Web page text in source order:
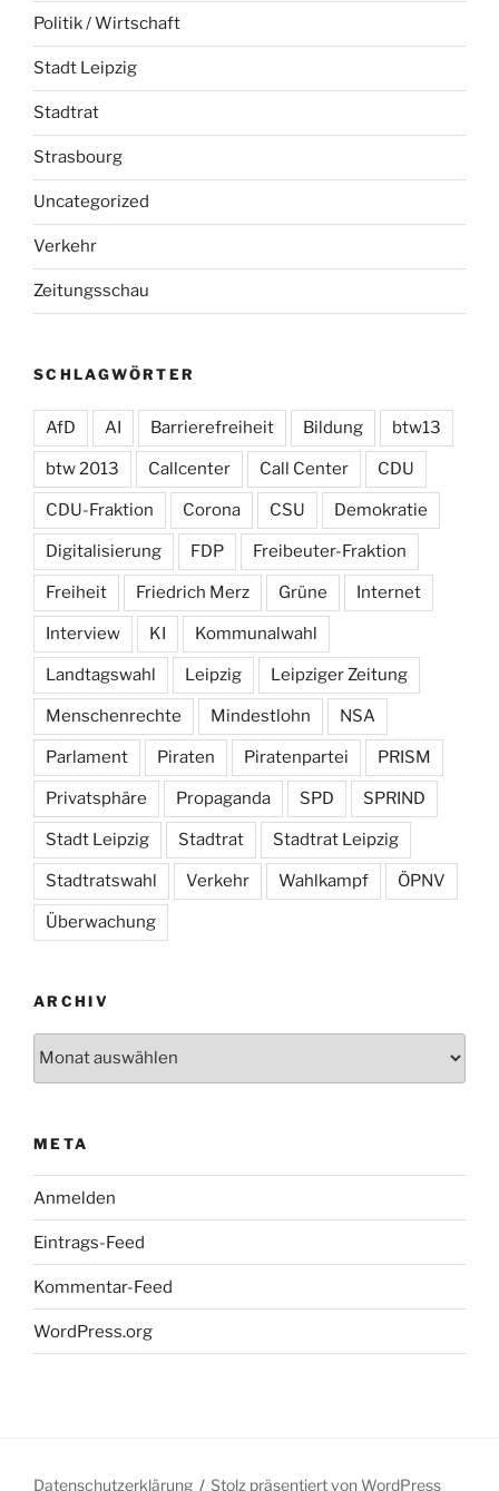
Politik / Wirtschaft
Stadt Leipzig
Stadtrat
Strasbourg
Uncategorized
Verkehr
Zeitungsschau
SCHLAGWÖRTER
AfD AI Barrierefreiheit Bildung btw13
btw 2013 Callcenter Call Center CDU
CDU-Fraktion Corona CSU Demokratie
Digitalisierung FDP Freibeuter-Fraktion
Freiheit Friedrich Merz Grüne Internet
Interview KI Kommunalwahl
Landtagswahl Leipzig Leipziger Zeitung
Menschenrechte Mindestlohn NSA
Parlament Piraten Piratenpartei PRISM
Privatsphäre Propaganda SPD SPRIND
Stadt Leipzig Stadtrat Stadtrat Leipzig
Stadtratswahl Verkehr Wahlkampf ÖPNV
Überwachung
ARCHIV
META
Anmelden
Eintrags-Feed
Kommentar-Feed
WordPress.org
Datenschutzerklärung Stolz präsentiert von WordPress